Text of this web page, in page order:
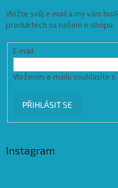
Vložte svůj e-mail a my vám
produktech na našem e-shopu.
E-mail
Vložením e-mailu souhlasíte s
PŘIHLÁSIT SE
Instagram